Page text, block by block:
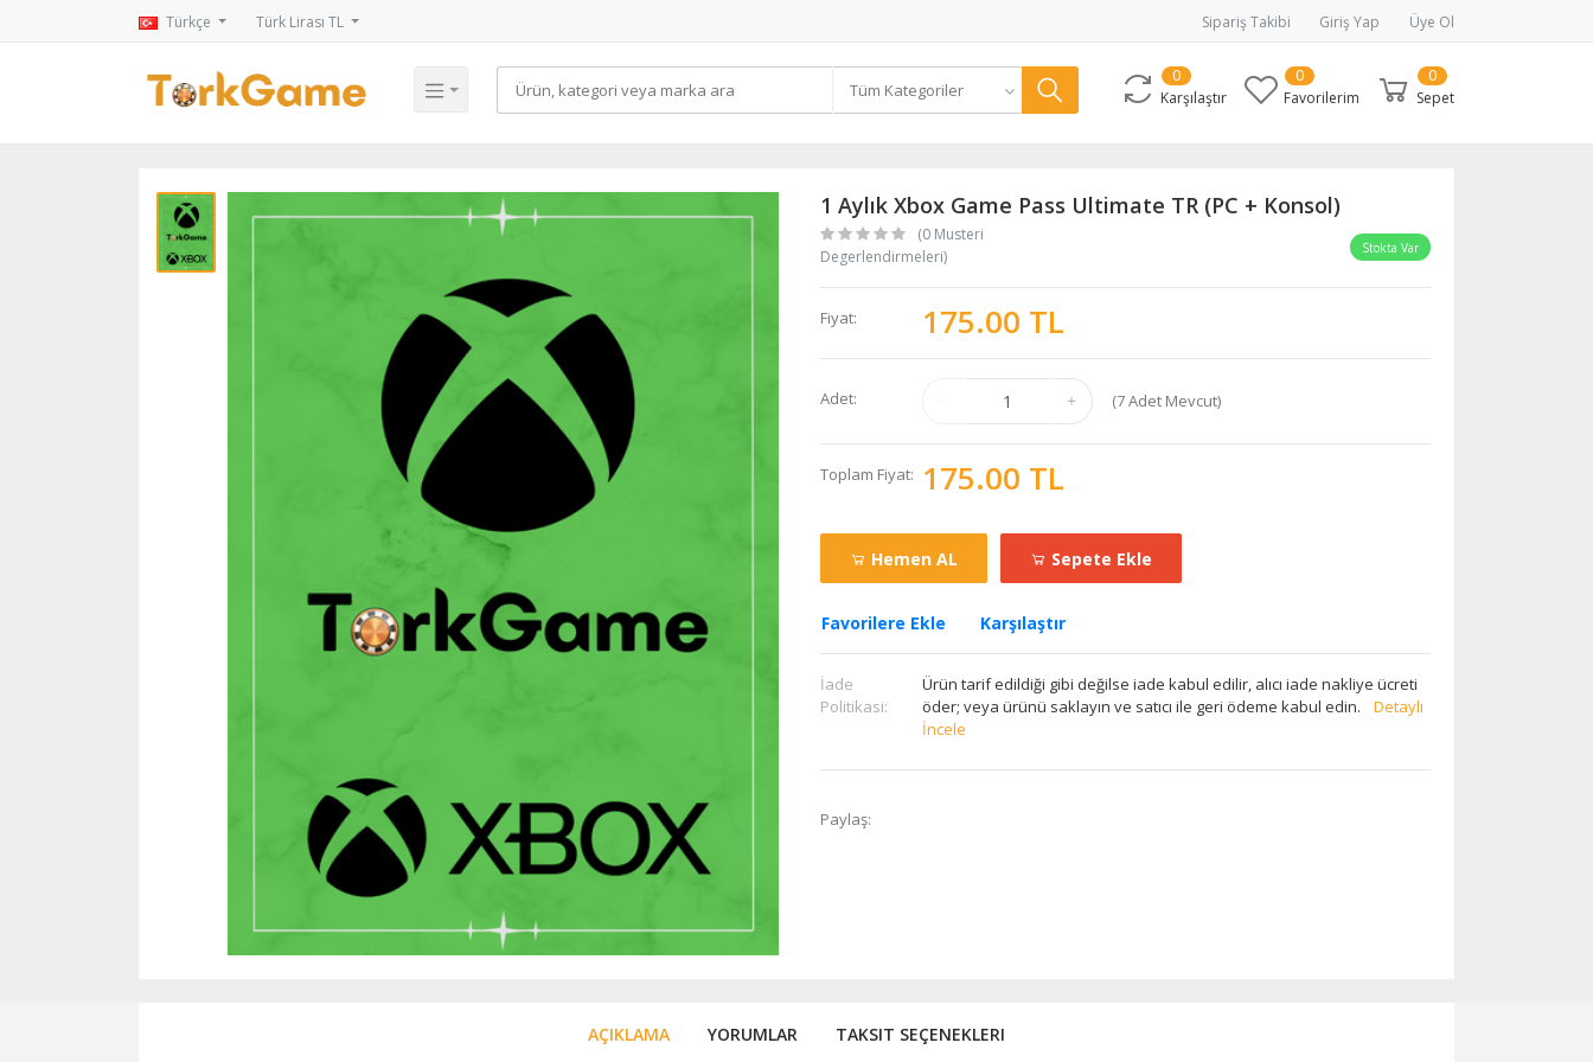
Türkçe Türk Lirası TL Sipariş Takibi Giriş Yap Üye Ol
Tüm Kategoriler Karşılaştır
0
Favorilerim
0
Sepet
0
1 Aylık Xbox Game Pass Ultimate TR (PC + Konsol)
(0 Musteri
Degerlendirmeleri)
Stokta Var
Fiyat: 175.00 TL
Adet: (7Adet Mevcut)
Toplam Fiyat: 175.00 TL
Hemen AL Sepete Ekle
Favorilere Ekle Karşılaştır
İade
Politikasi:
Ürün tarif edildiği gibi değilse iade kabul edilir, alıcı iade nakliye ücreti
öder; veya ürünü saklayın ve satıcı ile geri ödeme kabul edin.
Detaylı
İncele
Paylaş:
AÇIKLAMA YORUMLAR TAKSIT SEÇENEKLERI